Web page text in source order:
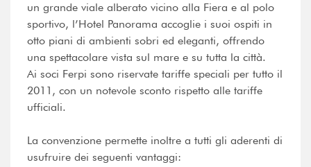
un grande viale alberato vicino alla Fiera e al polo
sportivo, l’Hotel Panorama accoglie i suoi ospiti in
otto piani di ambienti sobri ed eleganti, offrendo
una spettacolare vista sul mare e su tutta la città.
Ai soci Ferpi sono riservate tariffe speciali per tutto il
2011, con un notevole sconto rispetto alle tariffe
ufficiali.
La convenzione permette inoltre a tutti gli aderenti di
usufruire dei seguenti vantaggi: